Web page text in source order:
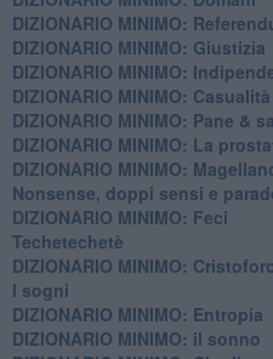
DIZIONARIO MINIMO:
DIZIONARIO MINIMO: Giustizia
DIZIONARIO MINIMO:
DIZIONARIO MINIMO:
​DIZIONARIO MINIMO: Pane &
DIZIONARIO MINIMO: La
​DIZIONARIO MINIMO:
Nonsense, doppi sensi e
DIZIONARIO MINIMO: Feci
Techetechetè
DIZIONARIO MINIMO:
I sogni
DIZIONARIO MINIMO: Entropia
DIZIONARIO MINIMO: il sonno